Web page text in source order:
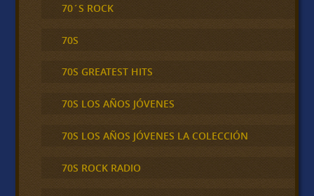
70´S ROCK
70S
70S GREATEST HITS
70S LOS AÑOS JÓVENES
70S LOS AÑOS JÓVENES LA COLECCIÓN
70S ROCK RADIO